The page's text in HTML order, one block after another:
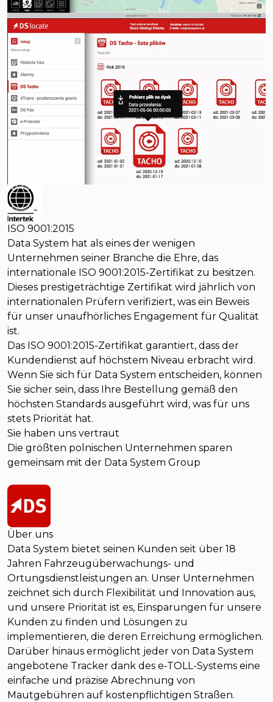
ISO 9001:2015
Data System hat als eines der wenigen
Unternehmen seiner Branche die Ehre, das
internationale ISO 9001:2015-Zertifikat zu besitzen.
Dieses prestigeträchtige Zertifikat wird jährlich von
internationalen Prüfern verifiziert, was ein Beweis
für unser unaufhörliches Engagement für Qualität
ist.
Das ISO 9001:2015-Zertifikat garantiert, dass der
Kundendienst auf höchstem Niveau erbracht wird.
Wenn Sie sich für Data System entscheiden, können
Sie sicher sein, dass Ihre Bestellung gemäß den
höchsten Standards ausgeführt wird, was für uns
stets Priorität hat.
Sie haben uns vertraut
Die größten polnischen Unternehmen sparen
gemeinsam mit der Data System Group
Über uns
Data System bietet seinen Kunden seit über 18
Jahren Fahrzeugüberwachungs- und
Ortungsdienstleistungen an. Unser Unternehmen
zeichnet sich durch Flexibilität und Innovation aus,
und unsere Priorität ist es, Einsparungen für unsere
Kunden zu finden und Lösungen zu
implementieren, die deren Erreichung ermöglichen.
Darüber hinaus ermöglicht jeder von Data System
angebotene Tracker dank des e-TOLL-Systems eine
einfache und präzise Abrechnung von
Mautgebühren auf kostenpflichtigen Straßen.